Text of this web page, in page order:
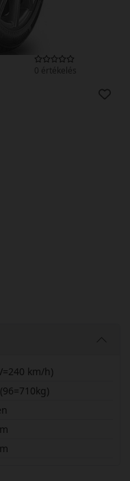
0 értékelés
km/h)